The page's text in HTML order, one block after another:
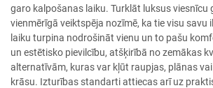
garo kalpošanas laiku. Turklāt luksus viesnīcu
vienmērīgā veiktspēja nozīmē, ka tie visu savu
laiku turpina nodrošināt vienu un to pašu
un estētisko pievilcību, atšķirībā no zemākas
alternatīvām, kuras var kļūt raupjas, plānas
krāsu. Izturības standarti attiecas arī uz